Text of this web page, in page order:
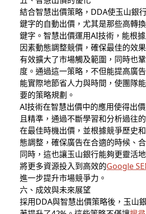
結合智慧出價策略，DDA使玉山銀
鍵字的自動出價，尤其是那些高轉
鍵字。智慧出價運用AI技術，能根
因素動態調整競價，確保最佳的效
有效擴大了市場觸及範圍，同時也
度。通過這一策略，不但能提高廣
能實際地節省人力與時間，使團隊
要的策略規劃。
AI技術在智慧出價中的應用使得出
且精準，通過不斷學習和分析過往
在最佳時機出價，並根據競爭歷史
態調整，確保廣告在合適的時候、
同時，這也讓玉山銀行能夠更靈活
將更多資源投入到高效的Google
進一步提升市場競爭力。
六、成效與未來展望
採用DDA與智慧出價策略後，玉山